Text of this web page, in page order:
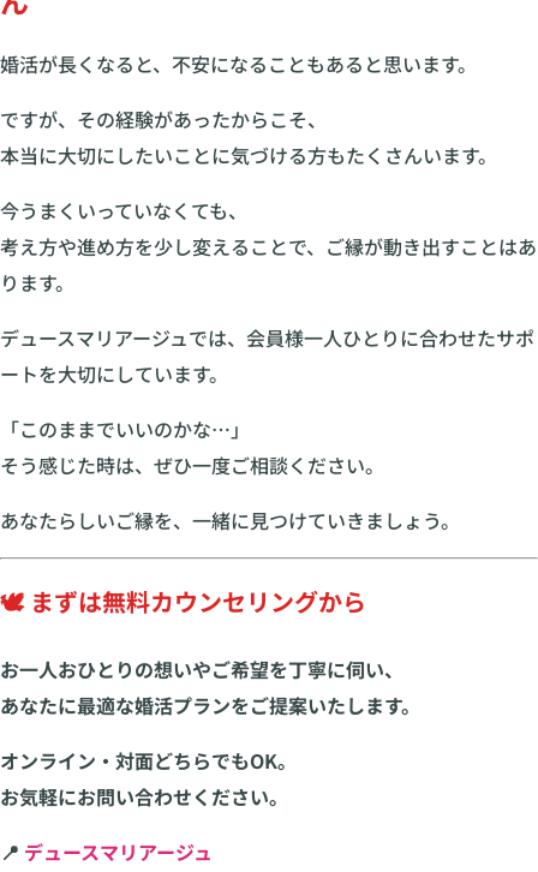
婚活が長くなると、不安になることもあると思います。
ですが、その経験があったからこそ、
本当に大切にしたいことに気づける方もたくさんいます。
今うまくいっていなくても、
考え方や進め方を少し変えることで、ご縁が動き出すことはあ
ります。
デュースマリアージュでは、会員様一人ひとりに合わせたサポ
ートを大切にしています。
「このままでいいのかな…」
そう感じた時は、ぜひ一度ご相談ください。
あなたらしいご縁を、一緒に見つけていきましょう。
🕊️ まずは無料カウンセリングから
お一人おひとりの想いやご希望を丁寧に伺い、
あなたに最適な婚活プランをご提案いたします。
オンライン・対面どちらでもOK。
お気軽にお問い合わせください。
📍 デュースマリアージュ